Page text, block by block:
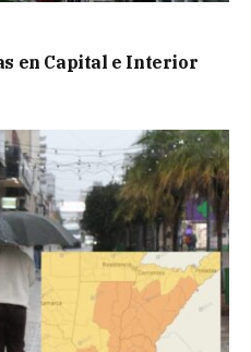
en Capital e Interior